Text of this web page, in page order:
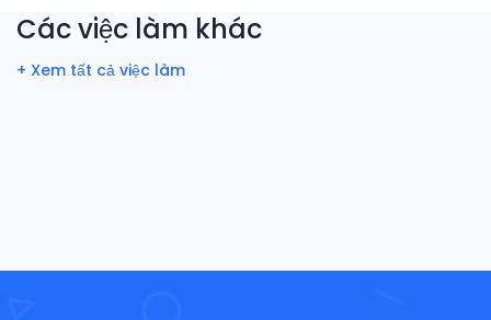
Các việc làm khác
+ Xem tất cả việc làm